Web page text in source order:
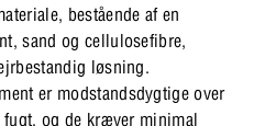
bestående af en
sand og cellulosefibre,
løsning.
er modstandsdygtige over
og de kræver minimal